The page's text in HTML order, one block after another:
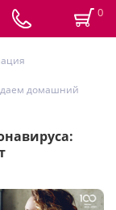
0
домашний